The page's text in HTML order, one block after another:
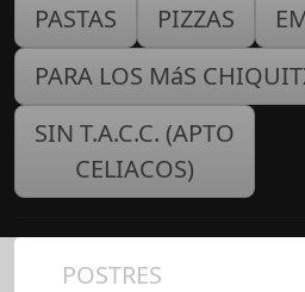
PASTAS
PIZZAS
PARA LOS MáS
SIN T.A.C.C. (APTO
CELIACOS)
POSTRES